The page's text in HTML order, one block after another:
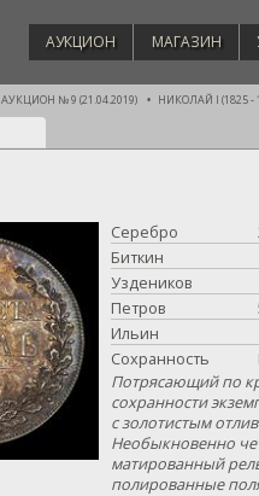
АУКЦИОН МАГАЗИН
АУКЦИОН № 9 (21.04.2019) НИКОЛАЙ I (1825 -
Серебро
Биткин
Уздеников
Петров
Ильин
Сохранность
Потрясающий по
сохранности
с золотистым
Необыкновенно
матированный
полированные